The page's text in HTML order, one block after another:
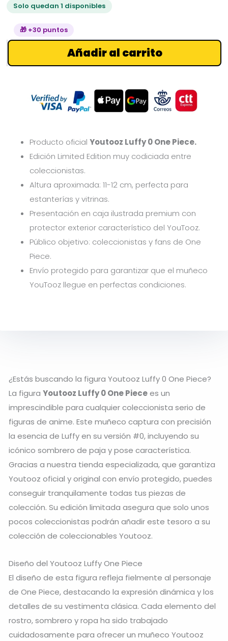
Solo quedan 1 disponibles
🎁 +30 puntos
Añadir al carrito
Producto oficial Youtooz Luffy 0 One Piece.
Edición Limited Edition muy codiciada entre
coleccionistas.
Altura aproximada: 11-12 cm, perfecta para
estanterías y vitrinas.
Presentación en caja ilustrada premium con
protector exterior característico del YouTooz.
Público objetivo: coleccionistas y fans de One
Piece.
Envío protegido para garantizar que el muñeco
YouTooz llegue en perfectas condiciones.
¿Estás buscando la figura Youtooz Luffy 0 One Piece?
La figura Youtooz Luffy 0 One Piecees un
imprescindible para cualquier coleccionista serio de
figuras de anime. Este muñeco captura con precisión
la esencia de Luffy en su versión #0, incluyendo su
icónico sombrero de paja y pose característica.
Gracias a nuestra tienda especializada, que garantiza
Youtooz oficial y original con envío protegido, puedes
conseguir tranquilamente todas tus piezas de
colección. Su edición limitada asegura que solo unos
pocos coleccionistas podrán añadir este tesoro a su
colección de coleccionables Youtooz.
Diseño del Youtooz Luffy One Piece
El diseño de esta figura refleja fielmente al personaje
de One Piece, destacando la expresión dinámica y los
detalles de su vestimenta clásica. Cada elemento del
rostro, sombrero y ropa ha sido trabajado
cuidadosamente para ofrecer un muñeco Youtooz